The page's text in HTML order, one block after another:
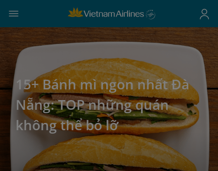
15+ Bánh mì ngon nhất Đà
Nẵng: TOP những quán
không thể bỏ lỡ